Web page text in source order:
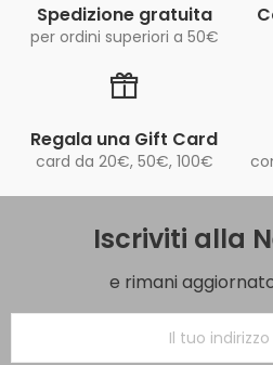
Spedizione gratuita
per ordini superiori a 50€
Regala una Gift Card
card da 20€, 50€, 100€
Iscriviti alla
e rimani